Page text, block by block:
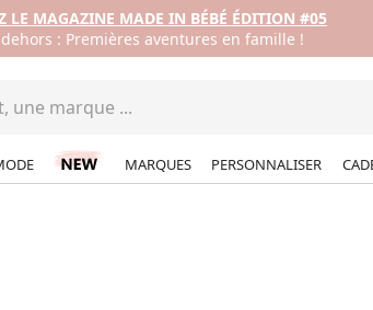
LE MAGAZINE MADE IN BÉBÉ ÉDITION #05
: Premières aventures en famille !
MARQUES PERSONNALISER